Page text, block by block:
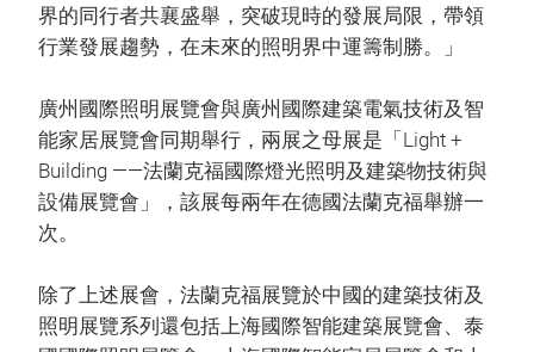
界的同行者共襄盛舉，突破現時的發展局限，帶領
行業發展趨勢，在未來的照明界中運籌制勝。」
廣州國際照明展覽會與廣州國際建築電氣技術及智
能家居展覽會同期舉行，兩展之母展是「Light +
Building ——法蘭克福國際燈光照明及建築物技術與
設備展覽會」，該展每兩年在德國法蘭克福舉辦一
次。
除了上述展會，法蘭克福展覽於中國的建築技術及
照明展覽系列還包括上海國際智能建築展覽會、泰